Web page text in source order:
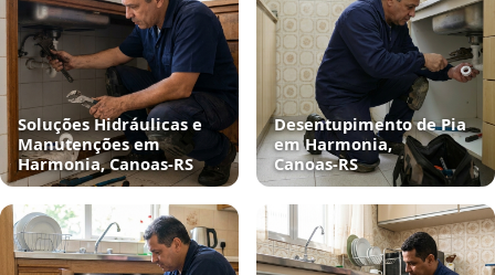
Soluções Hidráulicas e
Manutenções em
Harmonia, Canoas‑RS
Desentupimento de Pia
em Harmonia,
Canoas‑RS